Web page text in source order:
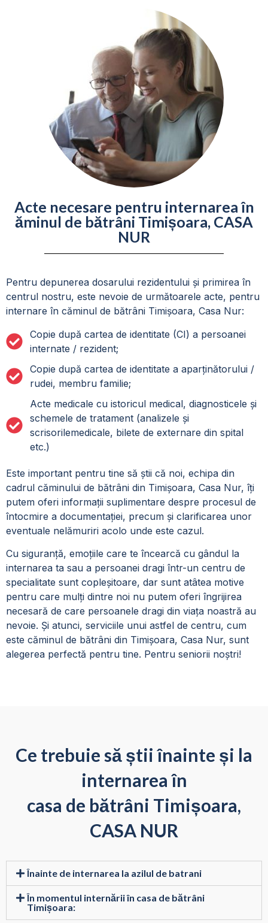
Acte necesare pentru internarea în
ăminul de bătrâni Timișoara, CASA
NUR
Pentru depunerea dosarului rezidentului și primirea în
centrul nostru, este nevoie de următoarele acte, pentru
internare în căminul de bătrâni Timișoara, Casa Nur:
Copie după cartea de identitate (CI) a persoanei
internate / rezident;
Copie după cartea de identitate a aparținătorului /
rudei, membru familie;
Acte medicale cu istoricul medical, diagnosticele și
schemele de tratament (analizele și
scrisorilemedicale, bilete de externare din spital
etc.)
Este important pentru tine să știi că noi, echipa din
cadrul căminului de bătrâni din Timișoara, Casa Nur, îți
putem oferi informații suplimentare despre procesul de
întocmire a documentației, precum și clarificarea unor
eventuale nelămuriri acolo unde este cazul.
Cu siguranță, emoțiile care te încearcă cu gândul la
internarea ta sau a persoanei dragi într-un centru de
specialitate sunt copleșitoare, dar sunt atâtea motive
pentru care mulți dintre noi nu putem oferi îngrijirea
necesară de care persoanele dragi din viața noastră au
nevoie. Și atunci, serviciile unui astfel de centru, cum
este căminul de bătrâni din Timișoara, Casa Nur, sunt
alegerea perfectă pentru tine. Pentru seniorii noștri!
Ce trebuie să știi înainte și la
internarea în
casa de bătrâni Timișoara,
CASA NUR
Înainte de internarea la azilul de batrani
În momentul internării în casa de bătrâni
Timișoara: